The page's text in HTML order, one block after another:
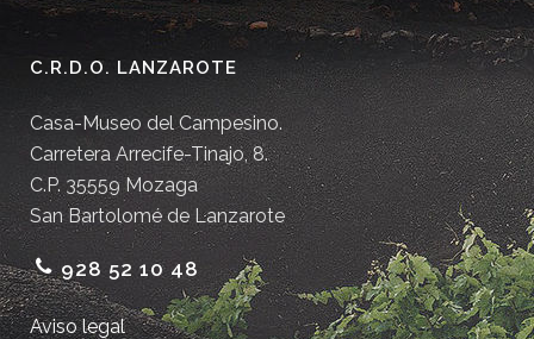
C.R.D.O. LANZAROTE
Casa-Museo del Campesino.
Carretera Arrecife-Tinajo, 8.
C.P. 35559 Mozaga
San Bartolomé de Lanzarote
928 52 10 48
Aviso legal